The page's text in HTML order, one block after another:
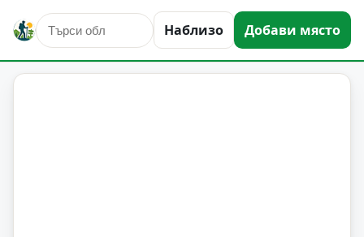
Наблизо Добави място
Бял извор Област: Кърджали